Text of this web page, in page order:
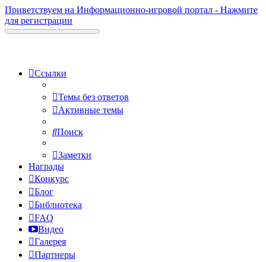
Приветствуем на Информационно-игровой портал - Нажмите
для регистрации
Ссылки
Темы без ответов
Активные темы
Поиск
Заметки
Награды
Конкурс
Блог
Библиотека
FAQ
Видео
Галерея
Партнеры